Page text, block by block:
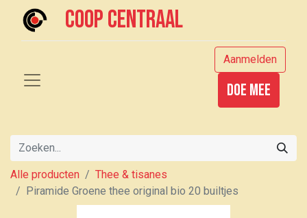
Coop centraal
Aanmelden
Doe mee
Alle producten
Thee & tisanes
Piramide Groene thee original bio 20 builtjes